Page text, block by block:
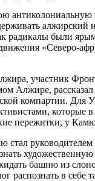
радикалы были
«Северо-
участник
Алжире,
компартии. Для
которые
пережитки, у
башню из
в себе